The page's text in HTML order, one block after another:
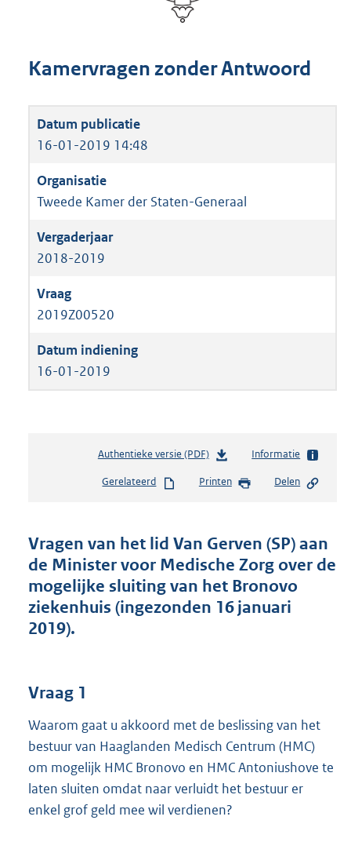
Kamervragen zonder Antwoord
16-01-2019 14:48
Tweede Kamer der Staten-Generaal
2018-2019
2019Z00520
16-01-2019
Authentieke versie (PDF)b
s
n
d
s
g
r
3
K
b
Informatie
Gerelateerd Printen Delen
Vragen van het lid Van Gerven (SP) aan
de Minister voor Medische Zorg over de
mogelijke sluiting van het Bronovo
ziekenhuis (ingezonden 16 januari
2019).
Vraag 1
Waarom gaat u akkoord met de beslissing van het
bestuur van Haaglanden Medisch Centrum (HMC)
om mogelijk HMC Bronovo en HMC Antoniushove te
laten sluiten omdat naar verluidt het bestuur er
enkel grof geld mee wil verdienen?